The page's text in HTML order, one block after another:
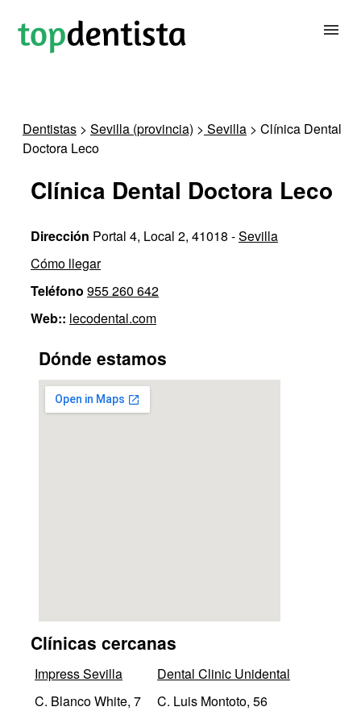
PARA CLÍNICAS DENTALES
CONTACTAR
Dentistas > Sevilla (provincia) > Sevilla > Clínica Dental
Doctora Leco
Clínica Dental Doctora Leco
Dirección Portal 4, Local 2, 41018 -Sevilla
Cómo llegar
Teléfono 955 260 642
Web:: lecodental.com
Dónde estamos
Clínicas cercanas
Impress Sevilla
C. Blanco White, 7
Dental Clinic Unidental
C. Luis Montoto, 56